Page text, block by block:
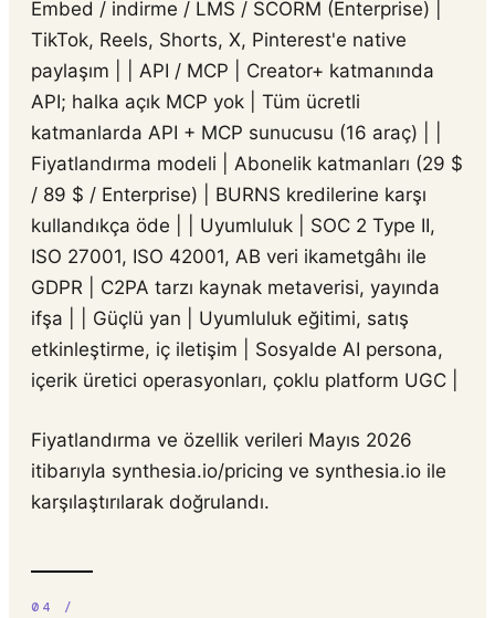
Embed / indirme / LMS / SCORM (Enterprise) |
TikTok, Reels, Shorts, X, Pinterest'e native
paylaşım | | API / MCP | Creator+ katmanında
API; halka açık MCP yok | Tüm ücretli
katmanlarda API + MCP sunucusu (16 araç) | |
Fiyatlandırma modeli | Abonelik katmanları (29 $
/ 89 $ / Enterprise) | BURNS kredilerine karşı
kullandıkça öde | | Uyumluluk | SOC 2 Type II,
ISO 27001, ISO 42001, AB veri ikametgâhı ile
GDPR | C2PA tarzı kaynak metaverisi, yayında
ifşa | | Güçlü yan | Uyumluluk eğitimi, satış
etkinleştirme, iç iletişim | Sosyalde AI persona,
içerik üretici operasyonları, çoklu platform UGC |
Fiyatlandırma ve özellik verileri Mayıs 2026
itibarıyla synthesia.io/pricing ve synthesia.io ile
karşılaştırılarak doğrulandı.